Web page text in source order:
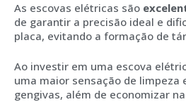
As escovas elétricas são
de garantir a precisão ideal e
placa, evitando a formação de
Ao investir em uma escova
uma maior sensação de limpeza
gengivas, além de economizar